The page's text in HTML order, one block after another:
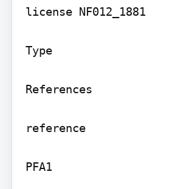
license NF012_1881
Type
References
reference
PFA1